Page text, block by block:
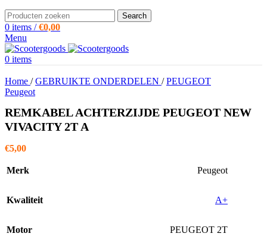
Search
0 items / €0,00
Menu
0 items
Home / GEBRUIKTE ONDERDELEN / PEUGEOT
Peugeot
REMKABEL ACHTERZIJDE PEUGEOT NEW
VIVACITY 2T A
€5,00
Merk Peugeot
Kwaliteit A+
Motor PEUGEOT 2T